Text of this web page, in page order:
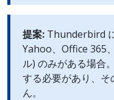
提案: Thunderbird
Yahoo、Office 365
ル) のみがある場合
する必要があり、
ん。